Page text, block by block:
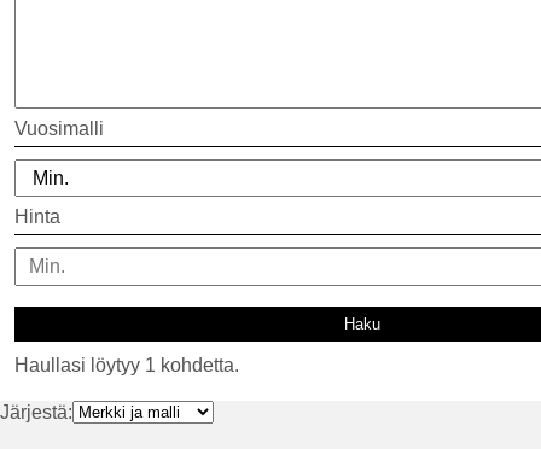
Vuosimalli
Hinta
Haullasi löytyy 1 kohdetta.
Järjestä: